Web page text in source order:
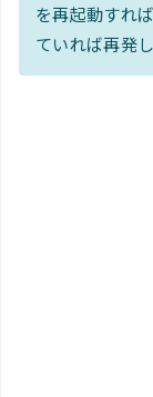
を再起動すれ
ていれば再発し